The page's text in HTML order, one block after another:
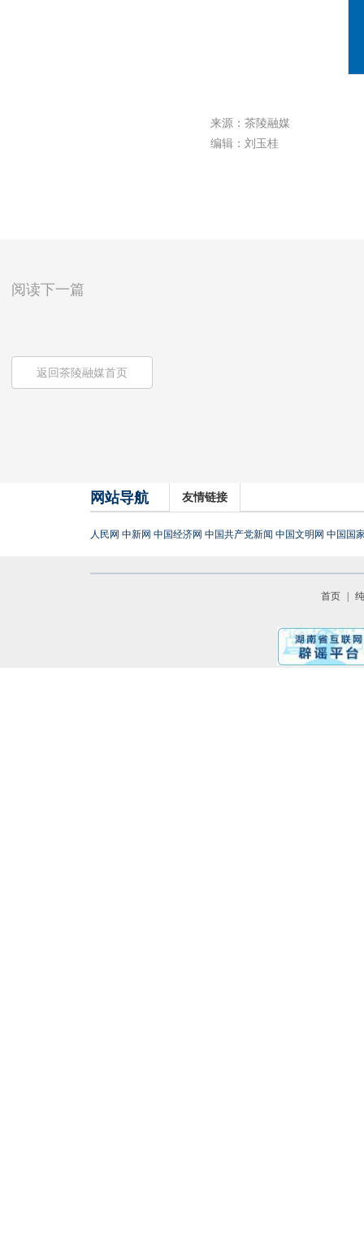
来源：茶陵融媒
编辑：刘玉桂
阅读下一篇
返回茶陵融媒首页
网站导航 友情链接
人民网 中新网 中国经济网 中国共产党新闻 中国文明网 中国国
首页